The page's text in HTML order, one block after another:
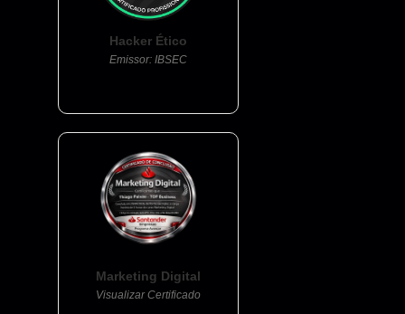
Hacker Ético
Emissor: IBSEC
Marketing Digital
Visualizar Certificado